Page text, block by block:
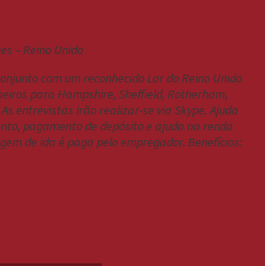
com um reconhecido Lar do Reino Unido
para Hampshire, Sheffield, Rotherham,
entrevistas irão realizar-se via Skype. Ajuda
pagamento de depósito e ajuda na renda
de ida é paga pelo empregador. Benefícios: